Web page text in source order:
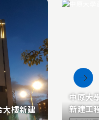
大樓新建
中原大
新建工